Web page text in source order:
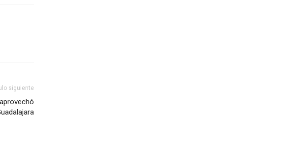
siguiente